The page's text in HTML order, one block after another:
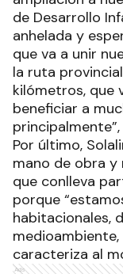
de Desarrollo
anhelada y
que va a unir
la ruta
kilómetros, que
beneficiar a
Por último,
mano de obra
que conlleva
porque
habitacionales,
caracteriza al
Ads